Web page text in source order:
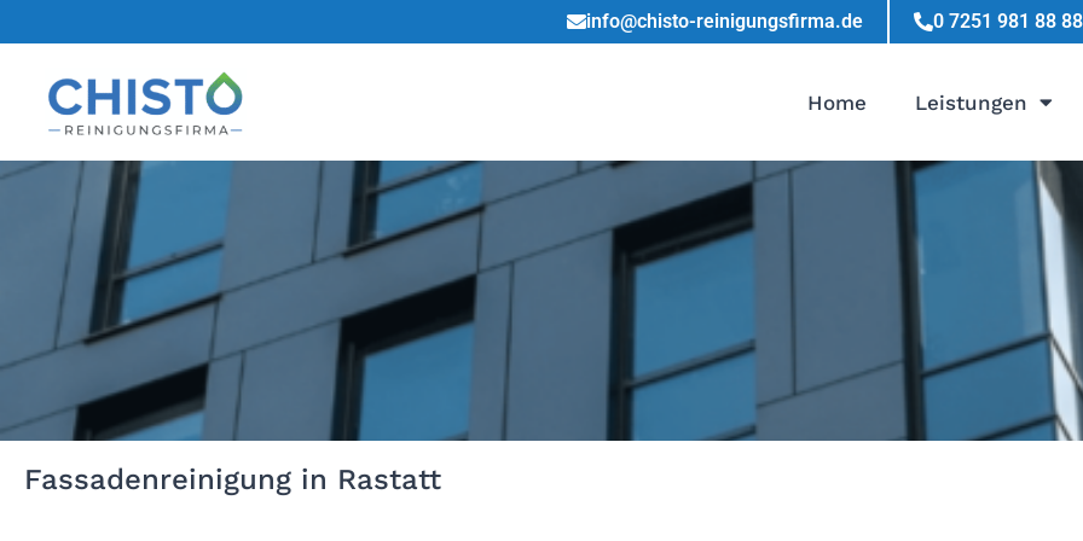
Inhalt
springen
info@chisto-reinigungsfirma.de 0 7251 981 88 88
Home Leistungen
Fassadenreinigung in Rastatt